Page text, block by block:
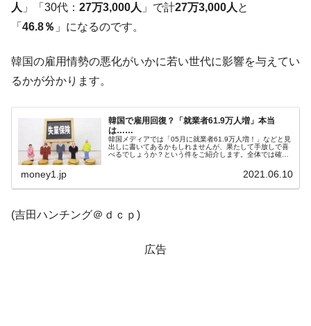
半分未満しか雇用を生まない
韓国「株式市場が賭博場のように変質した
『Money1』
韓国「2026年1Q 資金循環統計」面白い結果
に。
韓国化学企業最大手『ロッテケミカル』純
借入金が約8兆。信用格付け「ネガティブ」にダウン
『Money1』
韓国株式市場･暗黒の火曜日。サーキットブ
レイカーも発動！ 半導体2銘柄の暴落
Fact1
日本の誇る海洋資源調査船『白嶺』は先進技術の
人 」「30代： 27万3,000人 」で計27万3,000人 と
「 46.8％ 」になるのです。
韓国の雇用情勢の悪化がいかに若い世代に影響を与えてい
るかが分かります。
韓国で雇用回復？「就業者61.9万人増」本当
は……
韓国メディアでは「05月に就業者61.9万人増！」などと見
出しに書いてあるかもしれませんが、果たして手放しで喜
べるでしょうか？という件をご紹介します。全体では確か
money1.jp 2021.06.10
(吉田ハンチング＠ｄｃｐ)
広告